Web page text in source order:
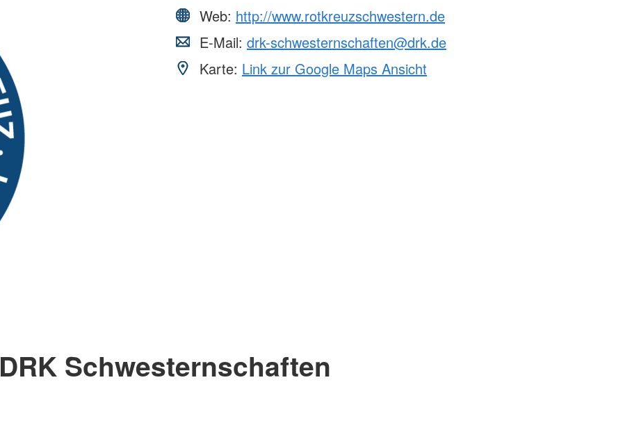
Web: http://www.rotkreuzschwestern.de
E-Mail: drk-schwesternschaften@drk.de
Karte: Link zur Google Maps Ansicht
DRK Schwesternschaften